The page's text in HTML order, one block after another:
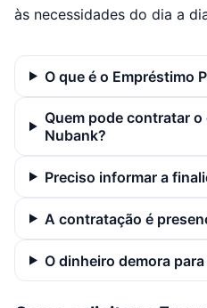
às necessidades do dia a
O que é o Empréstimo
Quem pode contratar
Nubank?
Preciso informar a
A contratação é
O dinheiro demora